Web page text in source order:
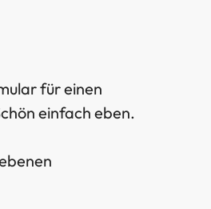
für einen
einfach eben.